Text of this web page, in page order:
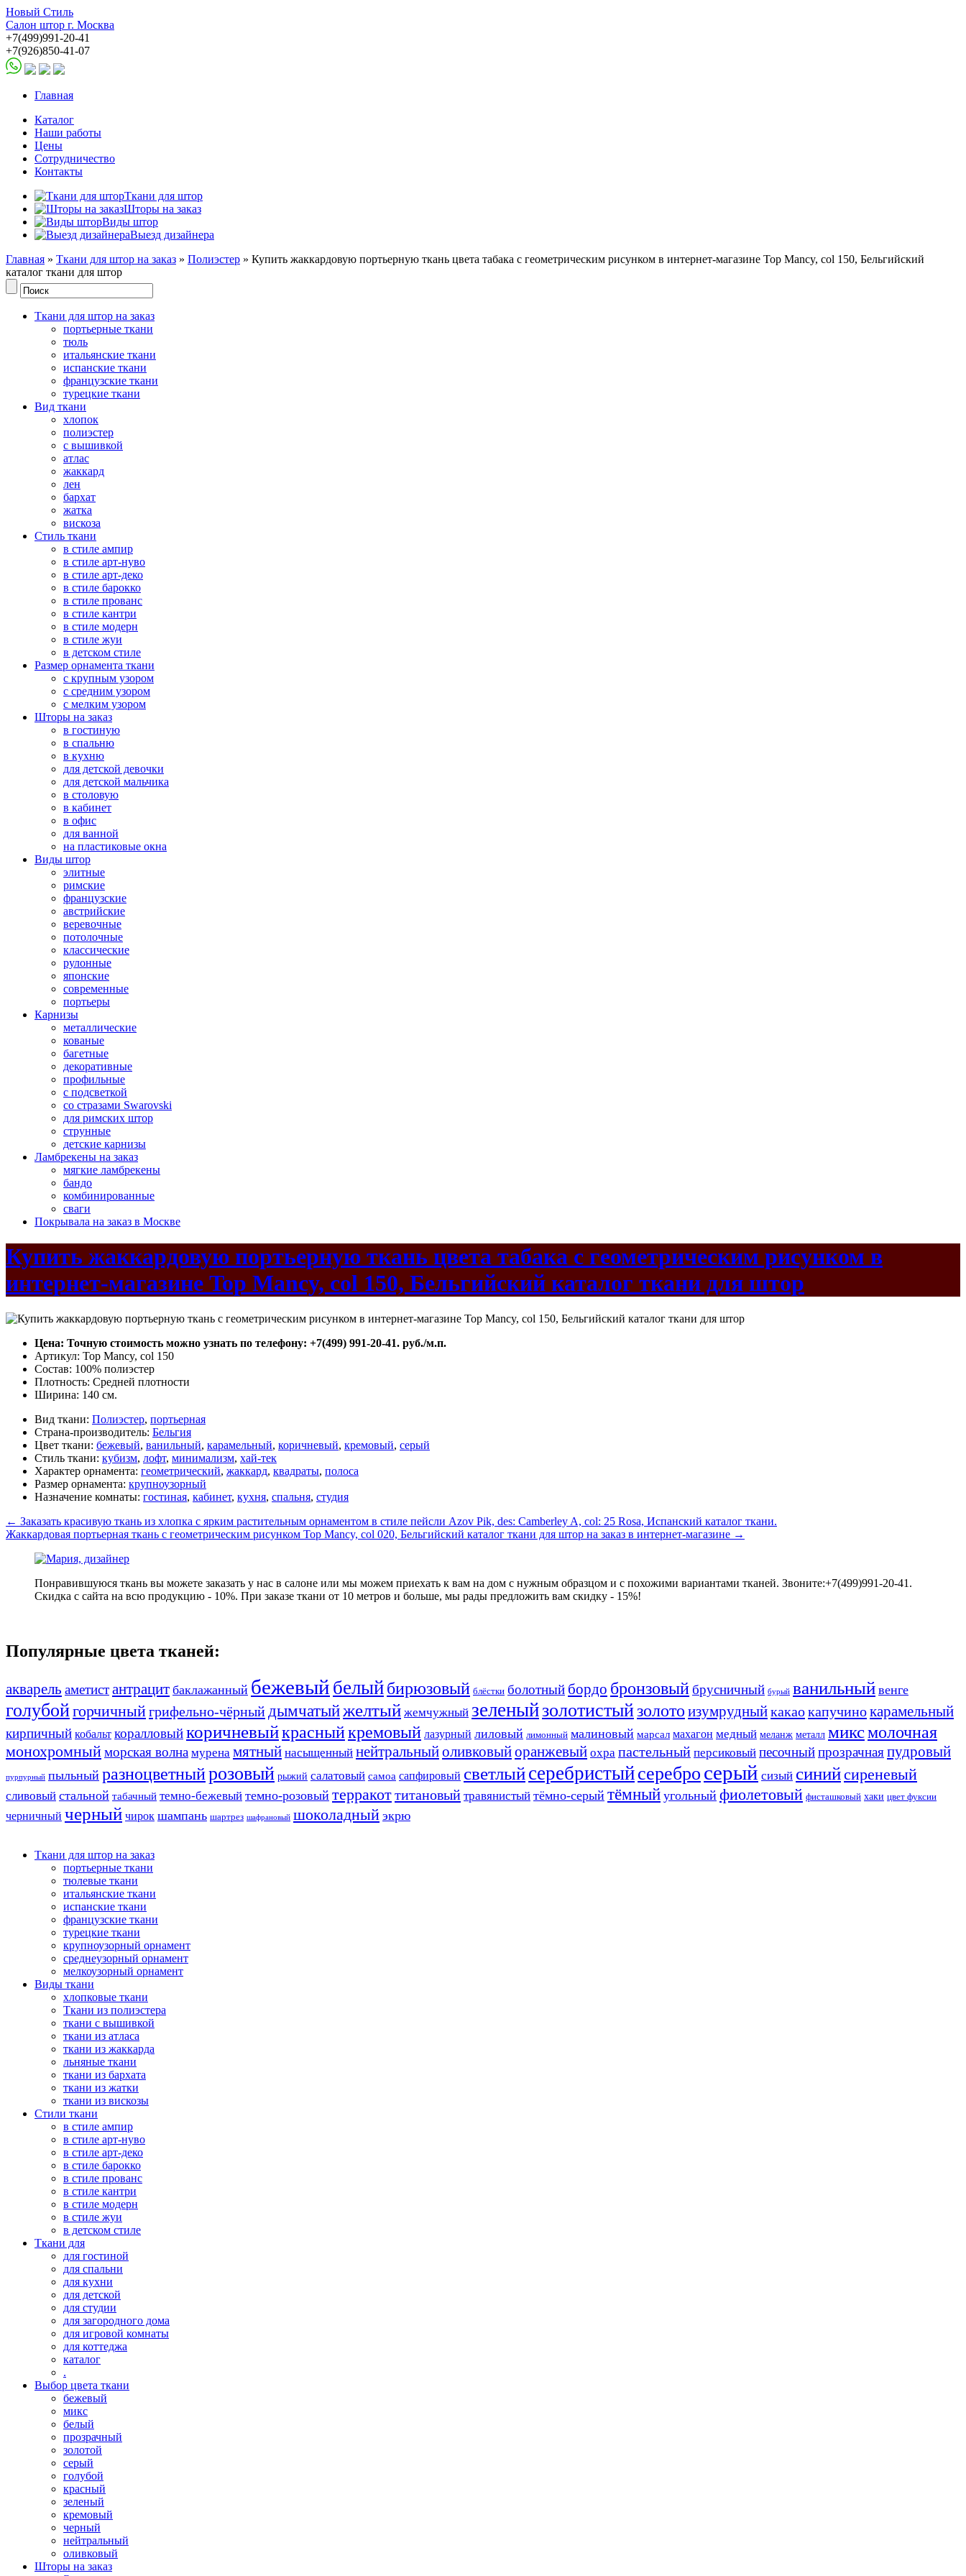
Новый Стиль
Салон штор г. Москва
+7(499)991-20-41
+7(926)850-41-07
Главная
Каталог
Наши работы
Цены
Сотрудничество
Контакты
Ткани для штор
Шторы на заказ
Виды штор
Выезд дизайнера
Главная » Ткани для штор на заказ » Полиэстер » Купить жаккардовую портьерную ткань цвета табака с геометрическим рисунком в интернет-магазине Top Mancy, col 150, Бельгийский
каталог ткани для штор
Ткани для штор на заказ
портьерные ткани
тюль
итальянские ткани
испанские ткани
французские ткани
турецкие ткани
Вид ткани
хлопок
полиэстер
с вышивкой
атлас
жаккард
лен
бархат
жатка
вискоза
Стиль ткани
в стиле ампир
в стиле арт-нуво
в стиле арт-деко
в стиле барокко
в стиле прованс
в стиле кантри
в стиле модерн
в стиле жуи
в детском стиле
Размер орнамента ткани
с крупным узором
с средним узором
с мелким узором
Шторы на заказ
в гостиную
в спальню
в кухню
для детской девочки
для детской мальчика
в столовую
в кабинет
в офис
для ванной
на пластиковые окна
Виды штор
элитные
римские
французские
австрийские
веревочные
потолочные
классические
рулонные
японские
современные
портьеры
Карнизы
металлические
кованые
багетные
декоративные
профильные
с подсветкой
со стразами Swarovski
для римских штор
струнные
детские карнизы
Ламбрекены на заказ
мягкие ламбрекены
бандо
комбинированные
сваги
Покрывала на заказ в Москве
Купить жаккардовую портьерную ткань цвета табака с геометрическим рисунком в
интернет-магазине Top Mancy, col 150, Бельгийский каталог ткани для штор
Цена: Точную стоимость можно узнать по телефону: +7(499) 991-20-41. руб./м.п.
Артикул: Top Mancy, col 150
Состав: 100% полиэстер
Плотность: Средней плотности
Ширина: 140 см.
Вид ткани: Полиэстер, портьерная
Страна-производитель: Бельгия
Цвет ткани: бежевый, ванильный, карамельный, коричневый, кремовый, серый
Стиль ткани: кубизм, лофт, минимализм, хай-тек
Характер орнамента: геометрический, жаккард, квадраты, полоса
Размер орнамента: крупноузорный
Назначение комнаты: гостиная, кабинет, кухня, спальня, студия
← Заказать красивую ткань из хлопка с ярким растительным орнаментом в стиле пейсли Azov Pik, des: Camberley A, col: 25 Rosa, Испанский каталог ткани.
Жаккардовая портьерная ткань с геометрическим рисунком Top Mancy, col 020, Бельгийский каталог ткани для штор на заказ в интернет-магазине →
Понравившуюся ткань вы можете заказать у нас в салоне или мы можем приехать к вам на дом с нужным образцом и с похожими вариантами тканей. Звоните:+7(499)991-20-41.
Скидка с сайта на всю продукцию - 10%. При заказе ткани от 10 метров и больше, мы рады предложить вам скидку - 15%!
Популярные цвета тканей:
акварель аметистантрацит баклажанный бежевый белыйбирюзовый блёстки болотный бордо бронзовыйбрусничный бурый ванильный венге
голубойгорчичныйгрифельно-чёрный дымчатыйжелтый жемчужный зеленыйзолотистыйзолото изумрудныйкакаокапучинокарамельный
кирпичный кобальт коралловыйкоричневыйкрасныйкремовый лазурный лиловый лимонный малиновый марсал махагон медный меланж металл миксмолочная
монохромныйморская волна мурена мятный насыщенный нейтральныйоливковыйоранжевый охра пастельный персиковый песочныйпрозрачнаяпудровый
пурпурный пыльный разноцветныйрозовый рыжий салатовый самоа сапфировый светлыйсеребристыйсеребро серый сизый синийсиреневый
сливовый стальной табачный темно-бежевый темно-розовый терракоттитановый травянистый тёмно-серый тёмный угольный фиолетовый фисташковый хаки цвет фуксии
черничный черный чирок шампань шартрез шафрановый шоколадный экрю
Ткани для штор на заказ
портьерные ткани
тюлевые ткани
итальянские ткани
испанские ткани
французские ткани
турецкие ткани
крупноузорный орнамент
среднеузорный орнамент
мелкоузорный орнамент
Виды ткани
хлопковые ткани
Ткани из полиэстера
ткани с вышивкой
ткани из атласа
ткани из жаккарда
льняные ткани
ткани из бархата
ткани из жатки
ткани из вискозы
Стили ткани
в стиле ампир
в стиле арт-нуво
в стиле арт-деко
в стиле барокко
в стиле прованс
в стиле кантри
в стиле модерн
в стиле жуи
в детском стиле
Ткани для
для гостиной
для спальни
для кухни
для детской
для студии
для загородного дома
для игровой комнаты
для коттеджа
каталог
.
Выбор цвета ткани
бежевый
микс
белый
прозрачный
золотой
серый
голубой
красный
зеленый
кремовый
черный
нейтральный
оливковый
Шторы на заказ